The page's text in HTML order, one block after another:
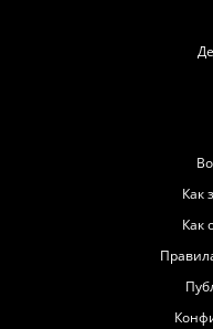
Как
Как